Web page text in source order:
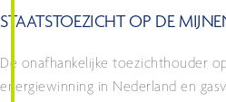
STAATSTOEZICHT OP DE
De onafhankelijke toezichthouder
energiewinning in Nederland en